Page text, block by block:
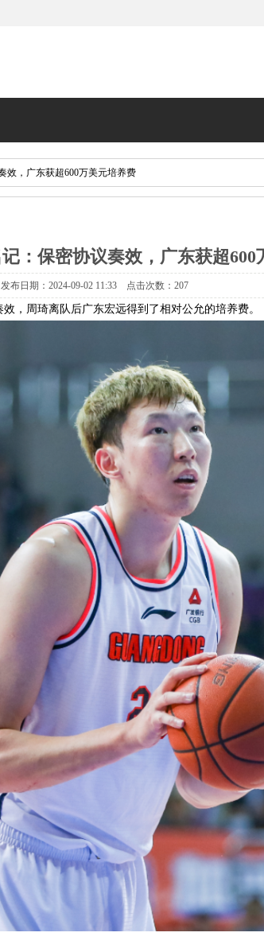
效，广东获超600万美元培养费
：保密协议奏效，广东获超600
发布日期：2024-09-02 11:33 点击次数：207
，周琦离队后广东宏远得到了相对公允的培养费。